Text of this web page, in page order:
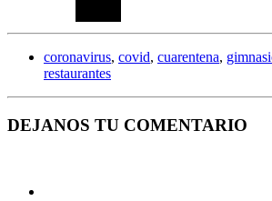
coronavirus, covid, cuarentena,
restaurantes
DEJANOS TU COMENTARIO